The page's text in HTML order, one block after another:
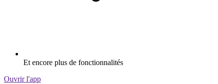
Et encore plus de fonctionnalités
Ouvrir l'app